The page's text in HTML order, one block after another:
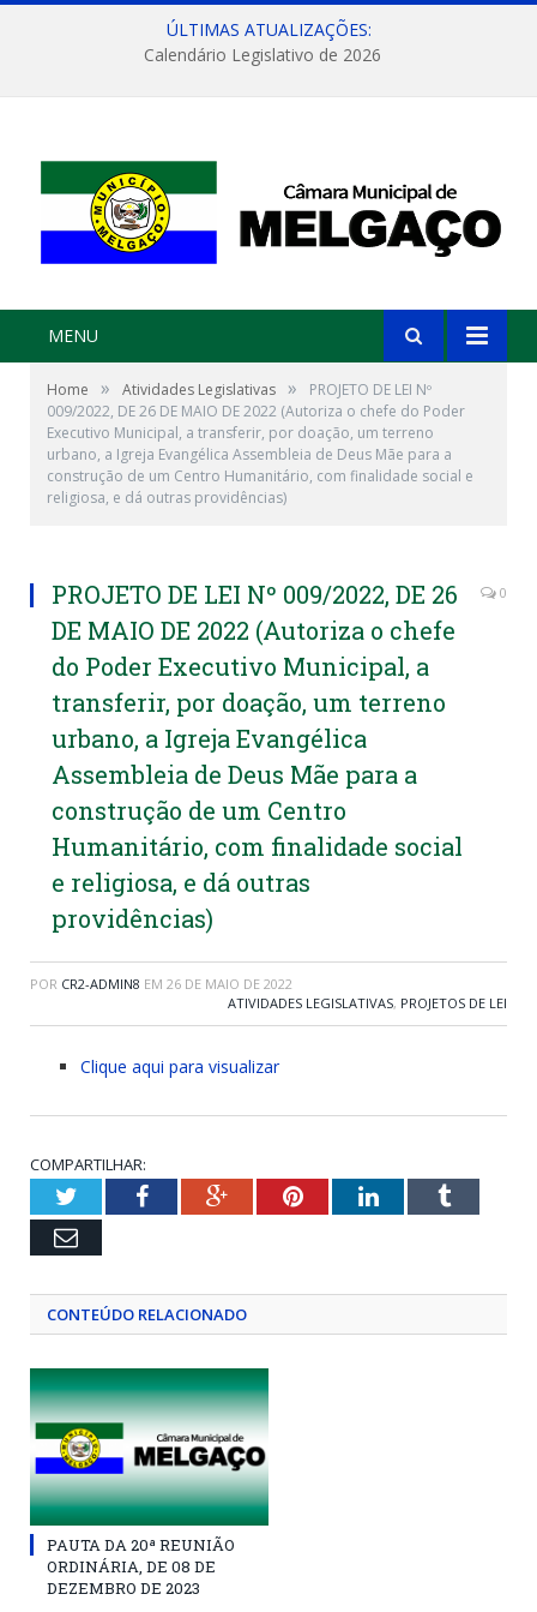
ÚLTIMAS ATUALIZAÇÕES:
Calendário Legislativo de 2026
MENU
Home » Atividades Legislativas »
PROJETO DE LEI Nº
009/2022, DE 26 DE MAIO DE 2022 (Autoriza o chefe do Poder
Executivo Municipal, a transferir, por doação, um terreno
urbano, a Igreja Evangélica Assembleia de Deus Mãe para a
construção de um Centro Humanitário, com finalidade social e
religiosa, e dá outras providências)
PROJETO DE LEI Nº 009/2022, DE 26
DE MAIO DE 2022 (Autoriza o chefe
do Poder Executivo Municipal, a
transferir, por doação, um terreno
urbano, a Igreja Evangélica
Assembleia de Deus Mãe para a
construção de um Centro
Humanitário, com finalidade social
e religiosa, e dá outras
providências)
0
POR CR2-ADMIN8 EM 26 DE MAIO DE 2022
ATIVIDADES LEGISLATIVAS, PROJETOS DE LEI
Clique aqui para visualizar
COMPARTILHAR:
TwitterFacebookGoogle+PinterestLinkedInTumblr
Email
CONTEÚDO RELACIONADO
PAUTA DA 20ª REUNIÃO
ORDINÁRIA, DE 08 DE
DEZEMBRO DE 2023